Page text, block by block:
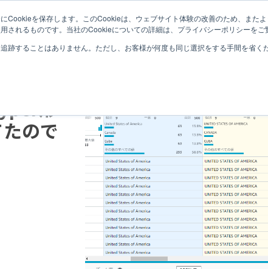
Cookieを保存します。このCookieは、ウェブサイト体験の改善のため、また
されるものです。当社のCookieについての詳細は、プライバシーポリシーをご
跡することはありません。ただし、お客様が何度も同じ選択をする手間を省く
TABLEAUとは TABLEAUナレ
形
ので